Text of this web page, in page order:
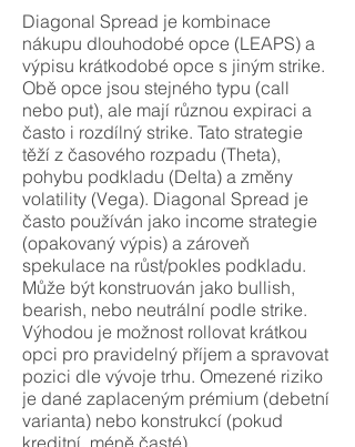
Diagonal Spread je kombinace
nákupu dlouhodobé opce (LEAPS) a
výpisu krátkodobé opce s jiným strike.
Obě opce jsou stejného typu (call
nebo put), ale mají různou expiraci a
často i rozdílný strike. Tato strategie
těží z časového rozpadu (Theta),
pohybu podkladu (Delta) a změny
volatility (Vega). Diagonal Spread je
často používán jako income strategie
(opakovaný výpis) a zároveň
spekulace na růst/pokles podkladu.
Může být konstruován jako bullish,
bearish, nebo neutrální podle strike.
Výhodou je možnost rollovat krátkou
opci pro pravidelný příjem a spravovat
pozici dle vývoje trhu. Omezené riziko
je dané zaplaceným prémium (debetní
varianta) nebo konstrukcí (pokud
kreditní, méně časté).